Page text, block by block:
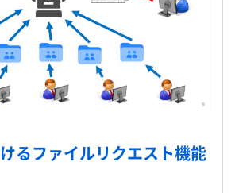
るファイルリクエスト機能